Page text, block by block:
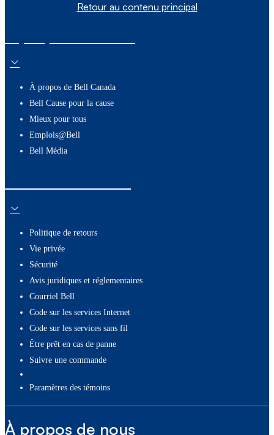
Retour au contenu principal
À propos de Bell Canada
Bell Cause pour la cause
Mieux pour tous
Emplois@Bell
Bell Média
Politique de retours
Vie privée
Sécurité
Avis juridiques et réglementaires
Courriel Bell
Code sur les services Internet
Code sur les services sans fil
Être prêt en cas de panne
Suivre une commande
paramètres des témoins
À propos de nous